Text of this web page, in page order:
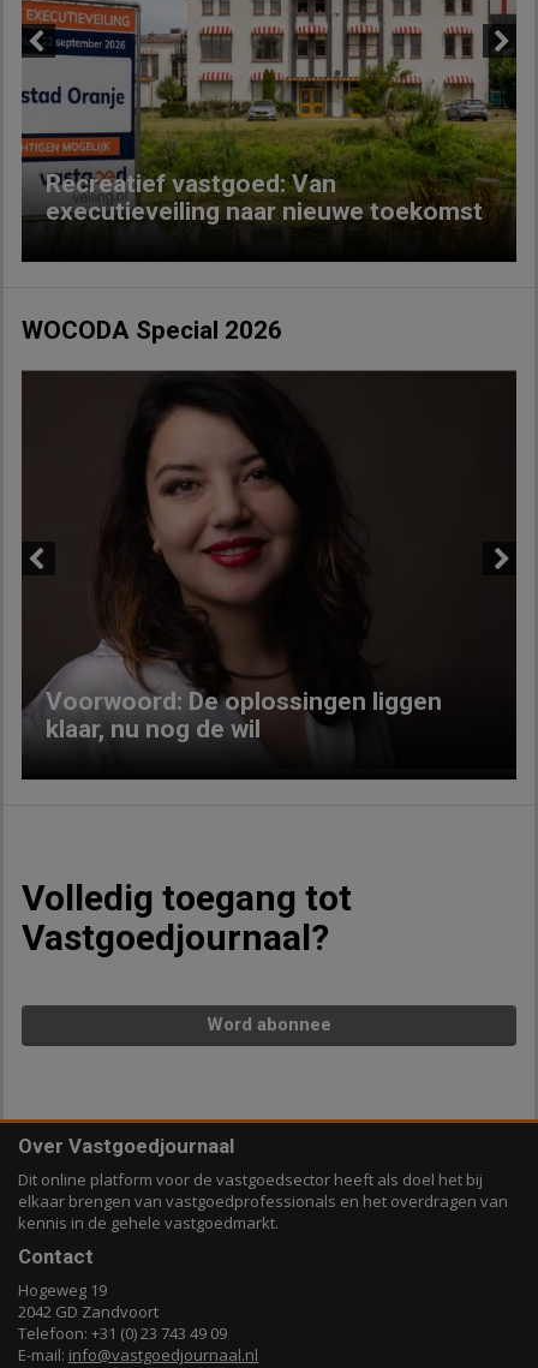
Recreatief vastgoed: Van
executieveiling naar nieuwe toekomst
Next
WOCODA Special 2026
Voorwoord: De oplossingen liggen
klaar, nu nog de wil
Volledig toegang tot
Vastgoedjournaal?
Word abonnee
Over Vastgoedjournaal
Dit online platform voor de vastgoedsector heeft als doel het bij
elkaar brengen van vastgoedprofessionals en het overdragen van
kennis in de gehele vastgoedmarkt.
Contact
Hogeweg 19
2042 GD Zandvoort
Telefoon: +31 (0) 23 743 49 09
E-mail: info@vastgoedjournaal.nl